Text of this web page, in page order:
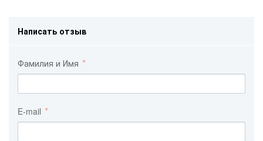
Написать отзыв
Фамилия и Имя
E-mail